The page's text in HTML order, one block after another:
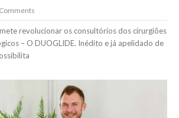
revolucionar os consultórios dos cirurgiões
– O DUOGLIDE. Inédito e já apelidado de